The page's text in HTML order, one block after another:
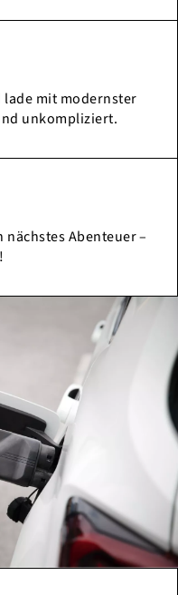
lade mit modernster
unkompliziert.
Abenteuer –